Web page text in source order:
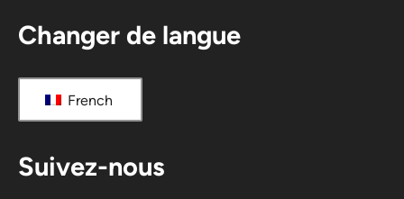
Changer de langue
French
Suivez-nous